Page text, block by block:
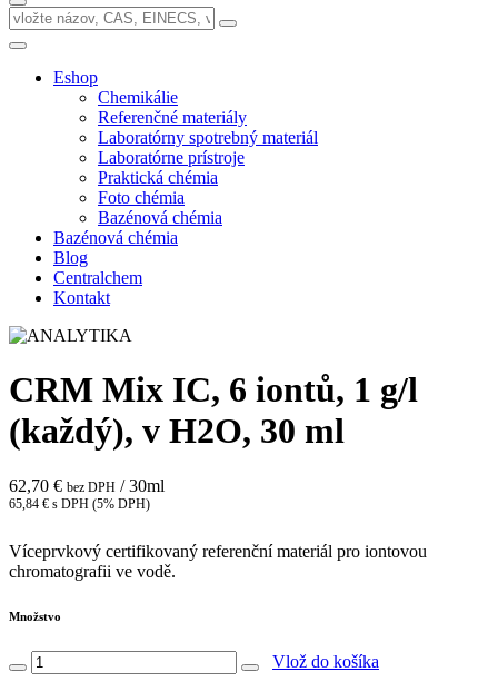
Eshop
Chemikálie
Referenčné materiály
Laboratórny spotrebný materiál
Laboratórne prístroje
Praktická chémia
Foto chémia
Bazénová chémia
Bazénová chémia
Blog
Centralchem
Kontakt
CRM Mix IC, 6 iontů, 1 g/l
(každý), v H2O, 30 ml
62,70 € bez DPH / 30ml
65,84 € s DPH (5% DPH)
Víceprvkový certifikovaný referenční materiál pro iontovou
chromatografii ve vodě.
Množstvo
Vlož do košíka